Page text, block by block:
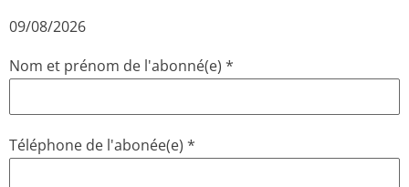
09/08/2026
Nom et prénom de l'abonné(e) *
Téléphone de l'abonée(e) *